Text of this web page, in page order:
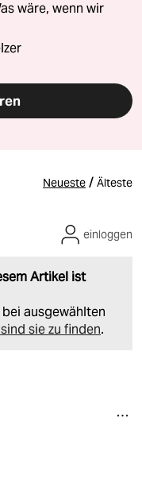
wäre, wenn wir
Neueste / Älteste
Artikel ist
ausgewählten
sie zu finden.
einloggen